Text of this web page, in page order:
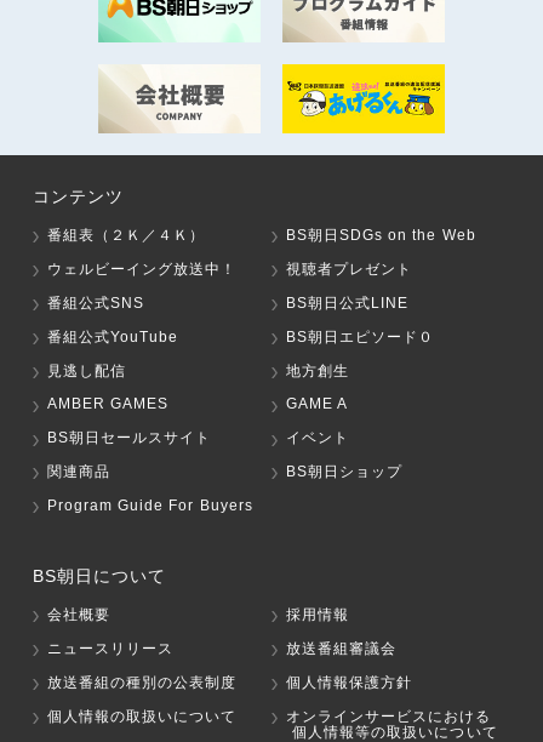
コンテンツ
番組表（２Ｋ／４Ｋ）
BS朝日SDGs on the Web
ウェルビーイング放送中！
視聴者プレゼント
番組公式SNS
BS朝日公式LINE
番組公式YouTube
BS朝日エピソード０
見逃し配信
地方創生
AMBER GAMES
GAME A
BS朝日セールスサイト
イベント
関連商品
BS朝日ショップ
Program Guide For Buyers
BS朝日について
会社概要
採用情報
ニュースリリース
放送番組審議会
放送番組の種別の公表制度
個人情報保護方針
個人情報の取扱いについて
オンラインサービスにおける
個人情報等の取扱いについて